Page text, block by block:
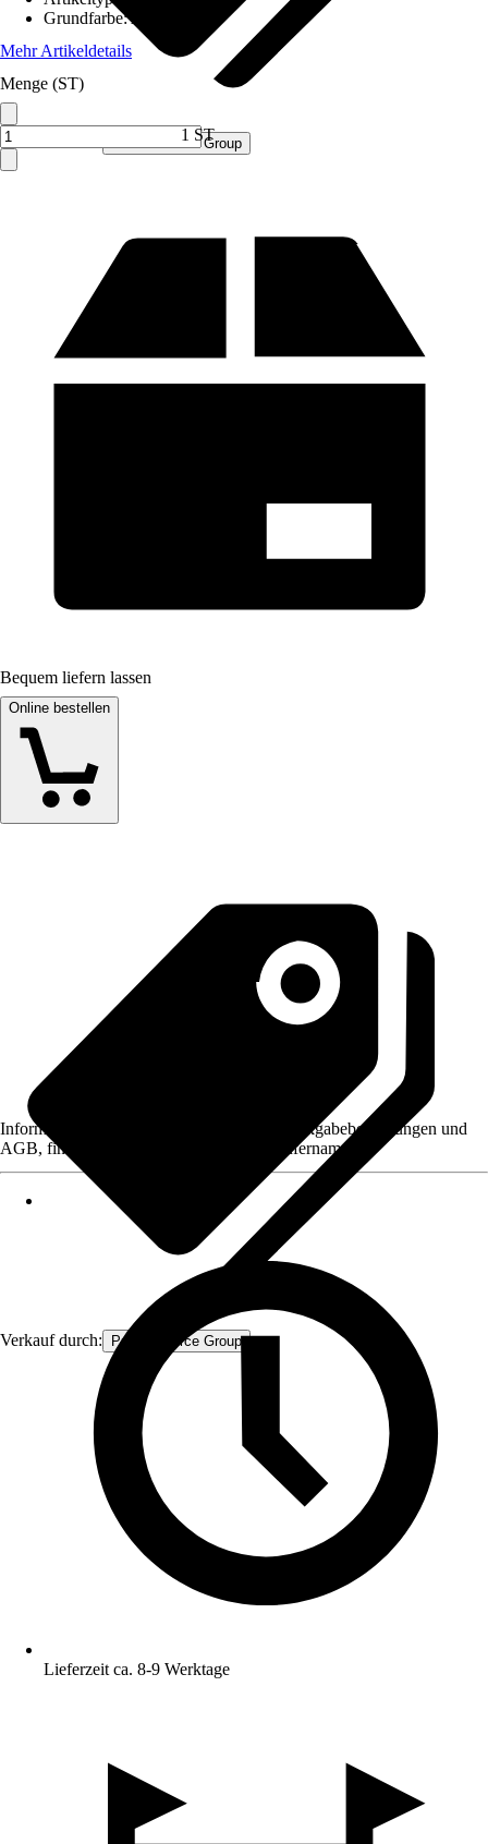
Verkauf durch: Procommerce Group
Grundfarbe:Anthrazit
Mehr Artikeldetails
Menge (ST)
1 ST
Bequem liefern lassen
Online bestellen
Verkauf durch: Procommerce Group
Informationen des Verkäufers, wie z. B. Rückgabebedingungen und
AGB, finden Sie bei Klick auf den Verkäufernamen.
Lieferzeit ca. 8-9 Werktage